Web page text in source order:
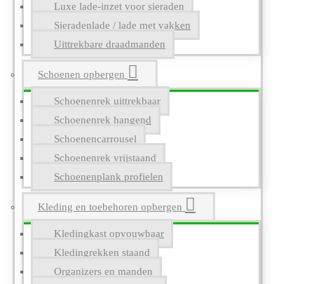
Luxe lade-inzet voor sieraden
Sieradenlade / lade met vakken
Uittrekbare draadmanden
Schoenen opbergen
Schoenenrek uittrekbaar
Schoenenrek hangend
Schoenencarrousel
Schoenenrek vrijstaand
Schoenenplank profielen
Kleding en toebehoren opbergen
Kledingkast opvouwbaar
Kledingrekken staand
Organizers en manden